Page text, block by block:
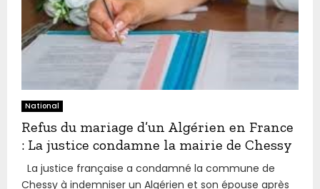
National
Refus du mariage d’un Algérien en France
: La justice condamne la mairie de Chessy
La justice française a condamné la commune de
Chessy à indemniser un Algérien et son épouse après